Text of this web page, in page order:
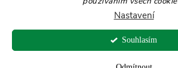
Nastavení
Souhlasím
Vytvořil Shoptet
Copyright 2026Zdravoslav. Všechna práva
cookies